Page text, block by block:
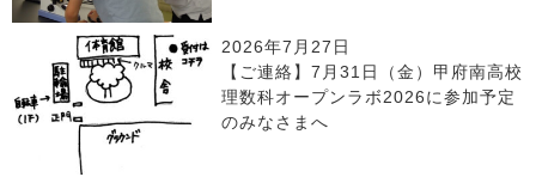
2026年7月27日
【ご連絡】7月31日（金）甲府南高校
理数科オープンラボ2026に参加予定
のみなさまへ